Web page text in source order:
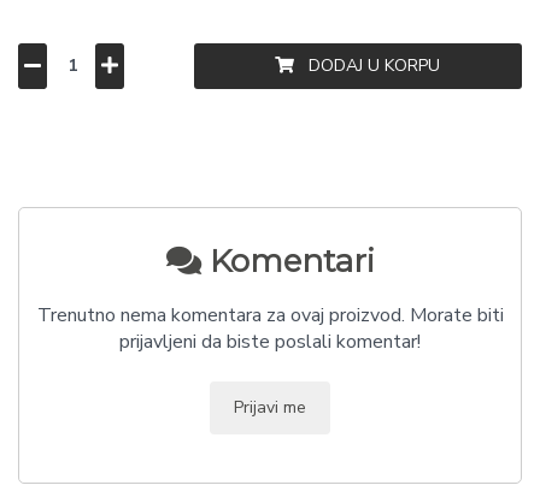
DODAJ U KORPU
Komentari
Trenutno nema komentara za ovaj proizvod. Morate biti
prijavljeni da biste poslali komentar!
Prijavi me